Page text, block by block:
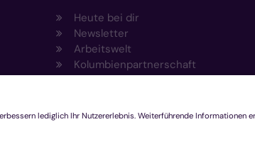
Heute bei dir
Newsletter
Arbeitswelt
Kolumbienpartnerschaft
Umweltportal
Fundraising